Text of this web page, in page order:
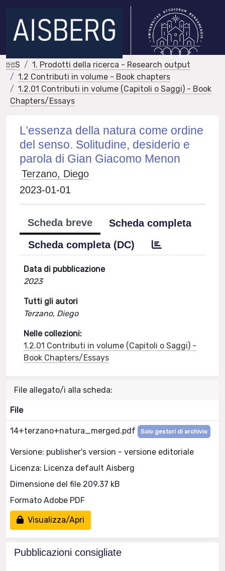
IRIS
1. Prodotti della ricerca - Research output
1.2 Contributi in volume - Book chapters
1.2.01 Contributi in volume (Capitoli o Saggi) - Book
Chapters/Essays
L’essenza della natura come ordine
del senso. Solitudine, desiderio e
parola di Gian Giacomo Menon
Terzano, Diego
2023-01-01
Scheda breve
Scheda completa
Scheda completa (DC)
Data di pubblicazione
2023
Tutti gli autori
Terzano, Diego
Nelle collezioni:
1.2.01 Contributi in volume (Capitoli o Saggi) -
Book Chapters/Essays
File allegato/i alla scheda:
File
14+terzano+natura_merged.pdf Solo gestori di archivio
Versione: publisher's version - versione editoriale
Licenza: Licenza default Aisberg
Dimensione del file 209.37 kB
Formato Adobe PDF
Visualizza/Apri
Pubblicazioni consigliate